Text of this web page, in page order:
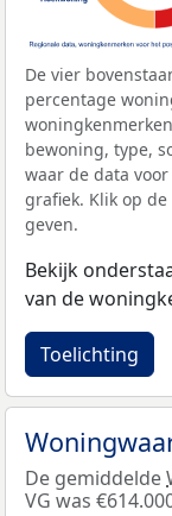
De vier
percentage
bewoning, type,
waar de data
grafiek. Klik op
geven.
Bekijk
van de
Toelichting
De gemiddelde
VG was